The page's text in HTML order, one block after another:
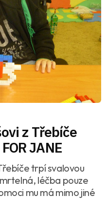
z Třebíče
JANE
trpí svalovou
léčba pouze
mu má mimo jiné